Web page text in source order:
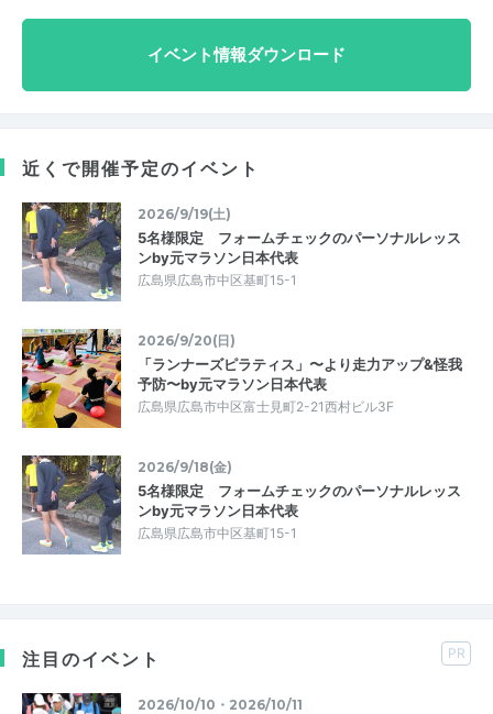
イベント情報ダウンロード
近くで開催予定のイベント
2026/9/19(土)
5名様限定 フォームチェックのパーソナルレッス
ンby元マラソン日本代表
広島県広島市中区基町15-1
2026/9/20(日)
「ランナーズピラティス」〜より走力アップ&怪我
予防〜by元マラソン日本代表
広島県広島市中区富士見町2-21西村ビル3F
2026/9/18(金)
5名様限定 フォームチェックのパーソナルレッス
ンby元マラソン日本代表
広島県広島市中区基町15-1
注目のイベント PR
2026/10/10・2026/10/11